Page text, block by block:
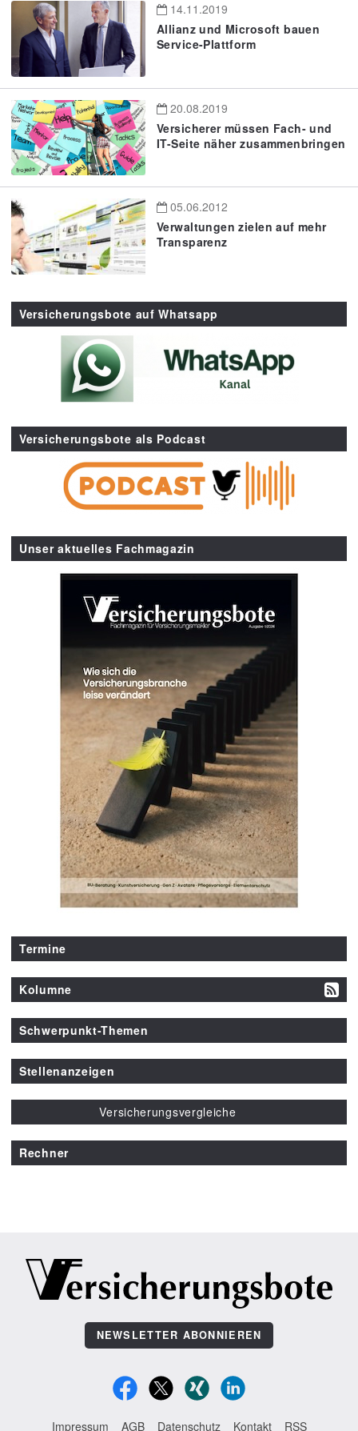
14.11.2019
Allianz und Microsoft bauen
Service-Plattform
20.08.2019
Versicherer müssen Fach- und
IT-Seite näher zusammenbringen
05.06.2012
Verwaltungen zielen auf mehr
Transparenz
Versicherungsbote auf Whatsapp
Versicherungsbote als Podcast
Unser aktuelles Fachmagazin
Termine
Kolumne
Schwerpunkt-Themen
Stellenanzeigen
Versicherungsvergleiche
Rechner
NEWSLETTER ABONNIEREN
Impressum AGB Datenschutz Kontakt RSS